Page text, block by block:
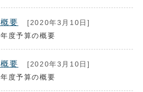
要
[2020年3月10日]
度予算の概要
要
[2020年3月10日]
度予算の概要